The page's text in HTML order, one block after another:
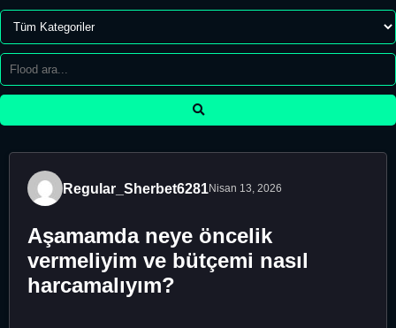
Regular_Sherbet6281Nisan 13, 2026
Aşamamda neye öncelik
vermeliyim ve bütçemi nasıl
harcamalıyım?